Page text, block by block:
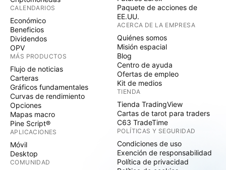
CALENDARIOS
Económico
Beneficios
Dividendos
OPV
MÁS PRODUCTOS
Flujo de noticias
Carteras
Gráficos fundamentales
Curvas de rendimiento
Opciones
Mapas macro
Pine Script®
APLICACIONES
Móvil
Desktop
COMUNIDAD
Paquete de acciones de
EE.UU.
ACERCA DE LA EMPRESA
Quiénes somos
Misión espacial
Blog
Centro de ayuda
Ofertas de empleo
Kit de medios
TIENDA
Tienda TradingView
Cartas de tarot para traders
C63 TradeTime
POLÍTICAS Y SEGURIDAD
Condiciones de uso
Exención de responsabilidad
Política de privacidad